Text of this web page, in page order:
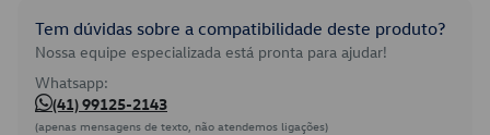
Tem dúvidas sobre a compatibilidade deste produto?
Nossa equipe especializada está pronta para ajudar!
Whatsapp:
(41) 99125-2143
(apenas mensagens de texto, não atendemos ligações)